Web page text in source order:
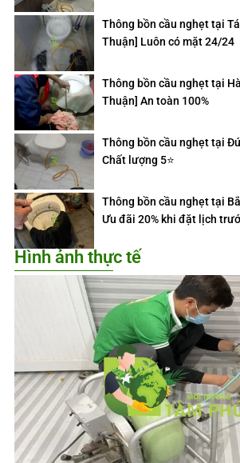
Thông bồn cầu nghẹt tại
Thuận] Luôn có mặt 24/24
Thông bồn cầu nghẹt tại
Thuận] An toàn 100%
Thông bồn cầu nghẹt tại
Chất lượng 5⭐️
Thông bồn cầu nghẹt tại
Ưu đãi 20% khi đặt lịch
Hình ảnh thực tế